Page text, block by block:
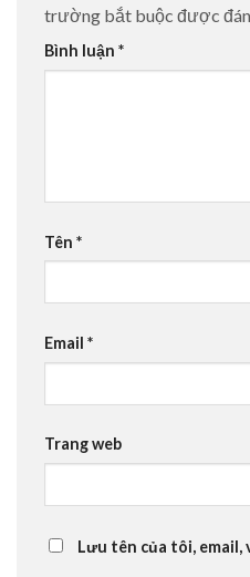
trường bắt buộc được
Bình luận *
Tên *
Email *
Trang web
Lưu tên của tôi,